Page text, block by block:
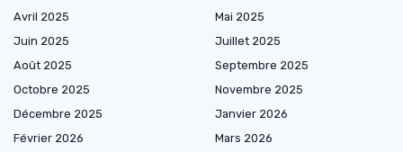
Avril 2025
Mai 2025
Juin 2025
Juillet 2025
Août 2025
Septembre 2025
Octobre 2025
Novembre 2025
Décembre 2025
Janvier 2026
Février 2026
Mars 2026